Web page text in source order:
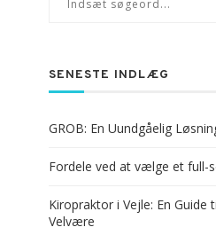
SENESTE INDLÆG
GROB: En Uundgåelig
Fordele ved at vælge et full-
Kiropraktor i Vejle: En Guide
Velvære